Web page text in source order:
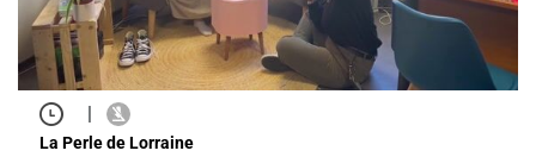
|
La Perle de Lorraine